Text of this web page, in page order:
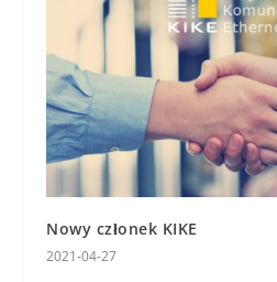
Nowy członek KIKE
2021-04-27